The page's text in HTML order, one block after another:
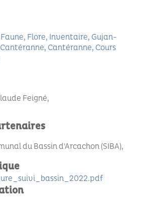
Faune Flore Inventaire Gujan-
Cantéranne Cours
Feigné
du Bassin d'Arcachon (SIBA)